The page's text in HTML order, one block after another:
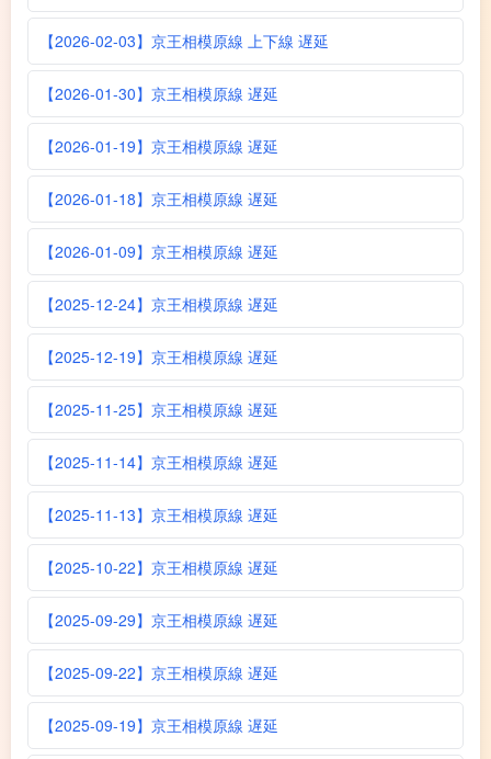
【2026-02-03】京王相模原線 上下線 遅延
【2026-01-30】京王相模原線 遅延
【2026-01-19】京王相模原線 遅延
【2026-01-18】京王相模原線 遅延
【2026-01-09】京王相模原線 遅延
【2025-12-24】京王相模原線 遅延
【2025-12-19】京王相模原線 遅延
【2025-11-25】京王相模原線 遅延
【2025-11-14】京王相模原線 遅延
【2025-11-13】京王相模原線 遅延
【2025-10-22】京王相模原線 遅延
【2025-09-29】京王相模原線 遅延
【2025-09-22】京王相模原線 遅延
【2025-09-19】京王相模原線 遅延